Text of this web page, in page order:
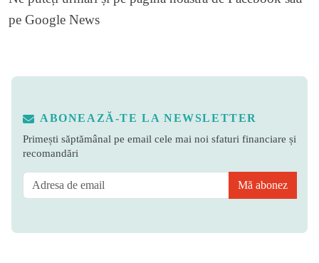
pe Google News
ABONEAZĂ-TE LA NEWSLETTER
Primești săptămânal pe email cele mai noi sfaturi financiare și
recomandări
Mă abonez